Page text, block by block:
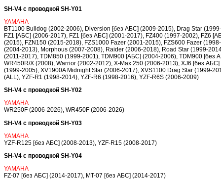
SH-V4 с проводкой SH-Y01
YAMAHA
BT1100 Bulldog (2002-2006), Diversion [без АБС] (2009-2015), Drag Star
FZ1 [АБС] (2006-2017), FZ1 [без АБС] (2001-2017), FZ400 (1997-2002), FZ6
(2015), FZN150 (2015-2018), FZS1000 Fazer (2001-2015), FZS600 Fazer
(2004-2013), Morphous (2007-2008), Raider (2006-2018), Road Star (1999-
(2011-2017), TDM850 (1999-2001), TDM900 [АБС] (2004-2006), TDM900 [без
WR450R/X (2008), Warrior (2002-2012), X-Max 250 (2006-2013), XJ6 [без
(1999-2005), XV1900A Midnight Star (2006-2017), XVS1100 Drag Star (1999-
(ALL), YZF-R1 (1998-2014), YZF-R6 (1998-2016), YZF-R6S (2006-2009)
SH-V4 с проводкой SH-Y02
YAMAHA
WR250F (2006-2026), WR450F (2006-2026)
SH-V4 с проводкой SH-Y03
YAMAHA
YZF-R125 [без АБС] (2008-2013), YZF-R15 (2008-2017)
SH-V4 с проводкой SH-Y04
YAMAHA
FZ-07 [без АБС] (2014-2017), MT-07 [без АБС] (2014-2017)